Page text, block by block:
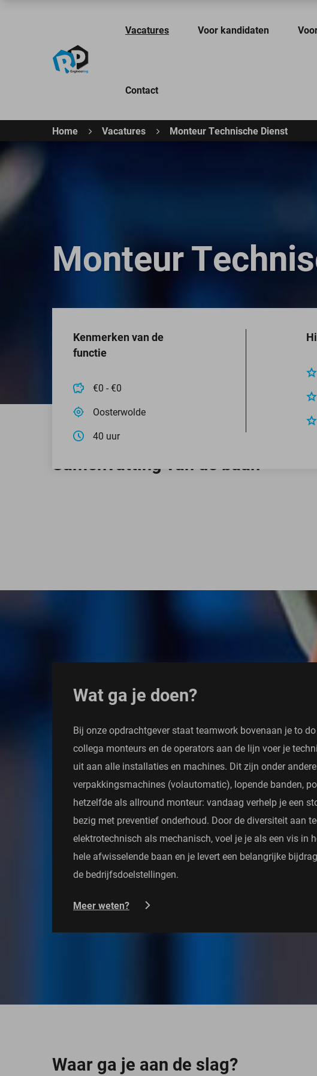
Vacatures Voor kandidaten
Contact
Home Vacatures Monteur Technische Dienst
Monteur
Kenmerken van de
functie
€0 - €0
Oosterwolde
40 uur
Samenvatting van de baan
Wat ga je doen?
Bij onze opdrachtgever staat teamwork bovenaan je to
collega monteurs en de operators aan de lijn voer je
uit aan alle installaties en machines. Dit zijn onder
verpakkingsmachines (volautomatic), lopende banden,
hetzelfde als allround monteur: vandaag verhelp je een
bezig met preventief onderhoud. Door de diversiteit aan
elektrotechnisch als mechanisch, voel je je als een vis in
hele afwisselende baan en je levert een belangrijke
de bedrijfsdoelstellingen.
Meer weten?
Waar ga je aan de slag?